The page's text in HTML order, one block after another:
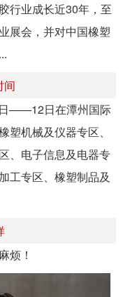
行业成长近30年，至
展会，并对中国橡塑
间
——12日在潭州国际
机械及仪器专区、
、电子信息及电器专
工专区、橡塑制品及
烦！